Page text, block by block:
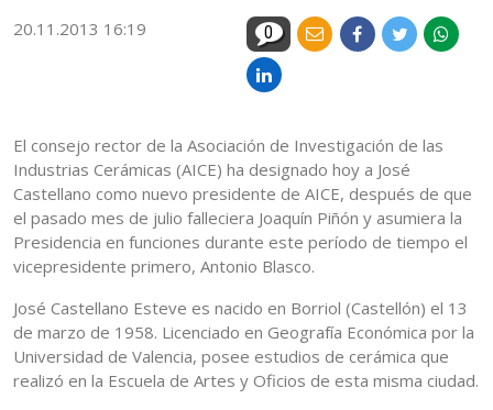
20.11.2013 16:19 0
El consejo rector de la Asociación de Investigación de las
Industrias Cerámicas (AICE) ha designado hoy a José
Castellano como nuevo presidente de AICE, después de que
el pasado mes de julio falleciera Joaquín Piñón y asumiera la
Presidencia en funciones durante este período de tiempo el
vicepresidente primero, Antonio Blasco.
José Castellano Esteve es nacido en Borriol (Castellón) el 13
de marzo de 1958. Licenciado en Geografía Económica por la
Universidad de Valencia, posee estudios de cerámica que
realizó en la Escuela de Artes y Oficios de esta misma ciudad.